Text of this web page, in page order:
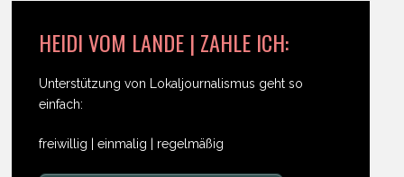
HEIDI VOM LANDE | ZAHLE ICH:
Unterstützung von Lokaljournalismus geht so
einfach:
freiwillig | einmalig | regelmäßig